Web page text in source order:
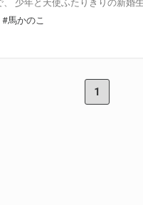
#馬かのこ
1